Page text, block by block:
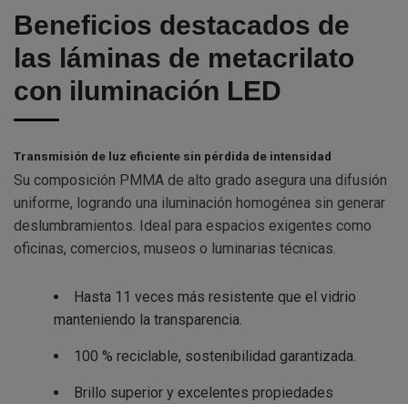
Beneficios destacados de
las láminas de metacrilato
con iluminación LED
Transmisión de luz eficiente sin pérdida de intensidad
Su composición PMMA de alto grado asegura una difusión
uniforme, logrando una iluminación homogénea sin generar
deslumbramientos. Ideal para espacios exigentes como
oficinas, comercios, museos o luminarias técnicas.
Hasta 11 veces más resistente que el vidrio
manteniendo la transparencia.
100 % reciclable, sostenibilidad garantizada.
Brillo superior y excelentes propiedades